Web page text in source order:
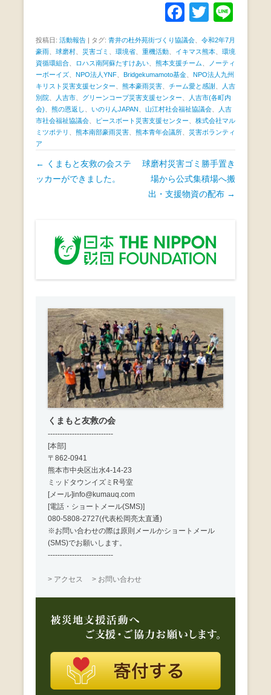
F
c
e
b
o
o
k
T
wi
tt
er
投稿日: 活動報告 | タグ: 青井の杜外苑街づくり協議会
令和2年7月
豪雨
球磨村 災害ゴミ 環境省 重機活動 イキマス熊本
環境
資循環組合
ロハス南阿蘇たすけあい 熊本支援チーム
ノーティ
ーボーイズ
NPO法人YNF Bridgekumamoto基金
NPO法人九州
キリスト災害支援センター
熊本豪雨災害 チーム愛と感謝
人吉
別院
人吉市 グリーンコープ災害支援センター
人吉市(各町内
会)
熊の恩返し いのりんJAPAN 山江村社会福祉協議会
人吉
市社会福祉協議会
ピースボート災害支援センター
株式会社マル
ミツポテリ
熊本南部豪雨災害 熊本青年会議所
災害ボランティ
ア
投
稿
← くまもと友救の会ステ
ッカーができました。
球磨村災害ゴミ勝手置き
場から公式集積場へ搬
出・支援物資の配布 →
くまもと友救の会
---------------------------
[本部]
〒862-0941
熊本市中央区出水4-14-23
ミッドタウンイズミR号室
[メール]info@kumauq.com
[電話・ショートメール(SMS)]
080-5808-2727(代表松岡亮太直通)
※お問い合わせの際は原則メールかショートメール
(SMS)でお願いします。
---------------------------
> アクセス > お問い合わせ